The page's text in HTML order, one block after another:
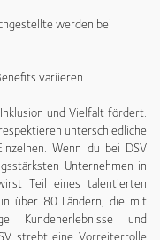
werden bei
variieren.
und Vielfalt fördert.
unterschiedliche
Wenn du bei DSV
Unternehmen in
Teil eines talentierten
über 80 Ländern, die mit
Kundenerlebnisse und
strebt eine Vorreiterrolle